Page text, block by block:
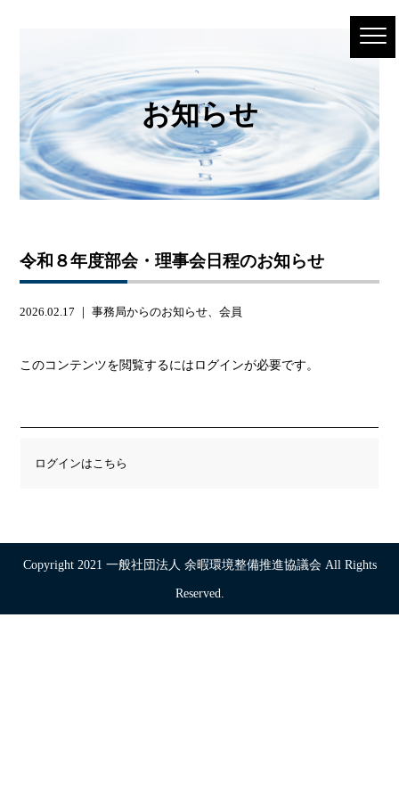
お知らせ
令和８年度部会・理事会日程のお知らせ
2026.02.17 ｜事務局からのお知らせ、会員
このコンテンツを閲覧するにはログインが必要です。
ログインはこちら
Copyright 2021 一般社団法人 余暇環境整備推進協議会 All Rights
Reserved.